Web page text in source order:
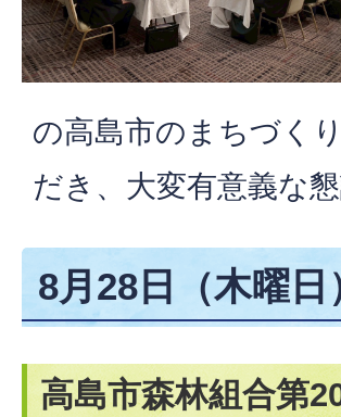
の高島市のまちづく
だき、大変有意義な
8月28日（木曜日
高島市森林組合第